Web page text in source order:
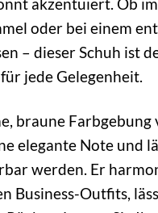
oder bei einem
– dieser Schuh ist
jede Gelegenheit.
braune Farbgebung
elegante Note und
werden. Er
Business-Outfits,